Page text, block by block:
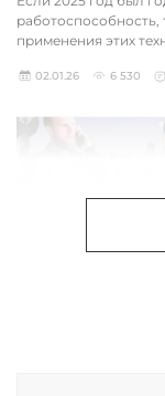
работоспособность,
применения этих
02.01.26 6 530